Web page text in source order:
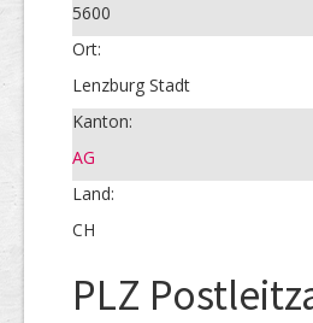
5600
Ort:
Lenzburg Stadt
Kanton:
AG
Land:
CH
PLZ